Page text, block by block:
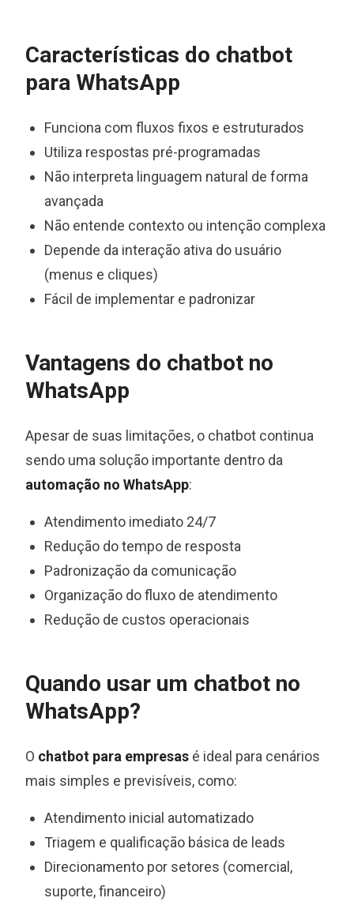
Características do chatbot
para WhatsApp
Funciona com fluxos fixos e estruturados
Utiliza respostas pré-programadas
Não interpreta linguagem natural de forma
avançada
Não entende contexto ou intenção complexa
Depende da interação ativa do usuário
(menus e cliques)
Fácil de implementar e padronizar
Vantagens do chatbot no
WhatsApp
Apesar de suas limitações, o chatbot continua
sendo uma solução importante dentro da
automação no WhatsApp:
Atendimento imediato 24/7
Redução do tempo de resposta
Padronização da comunicação
Organização do fluxo de atendimento
Redução de custos operacionais
Quando usar um chatbot no
WhatsApp?
O chatbot para empresas é ideal para cenários
mais simples e previsíveis, como:
Atendimento inicial automatizado
Triagem e qualificação básica de leads
Direcionamento por setores (comercial,
suporte, financeiro)